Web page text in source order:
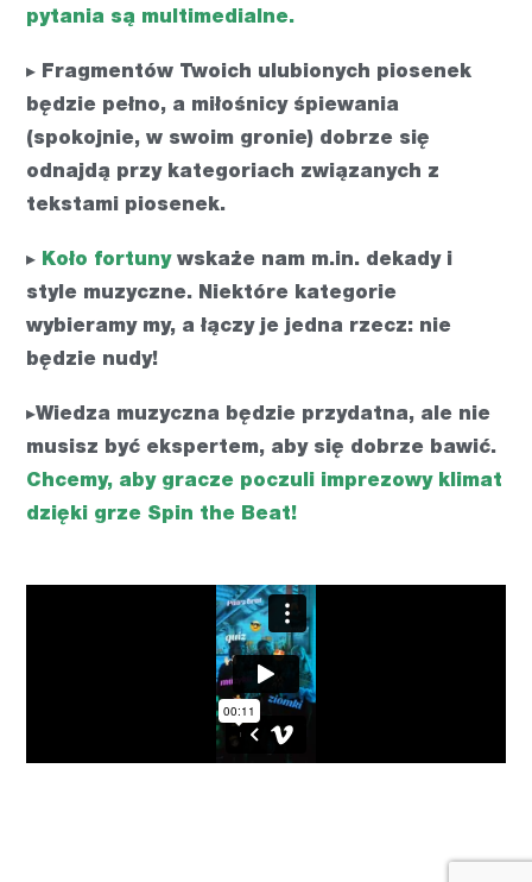
pytania są multimedialne.
▸ Fragmentów Twoich ulubionych piosenek
będzie pełno, a miłośnicy śpiewania
(spokojnie, w swoim gronie) dobrze się
odnajdą przy kategoriach związanych z
tekstami piosenek.
▸ Koło fortunywskaże nam m.in. dekady i
style muzyczne. Niektóre kategorie
wybieramy my, a łączy je jedna rzecz: nie
będzie nudy!
▸Wiedza muzyczna będzie przydatna, ale nie
musisz być ekspertem, aby się dobrze bawić.
Chcemy, aby gracze poczuli imprezowy klimat
dzięki grze Spin the Beat!